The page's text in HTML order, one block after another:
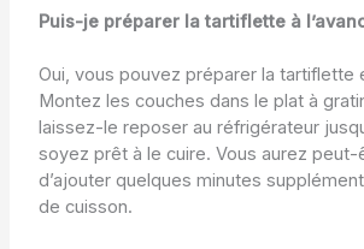
Puis-je préparer la tartiflette à
Oui, vous pouvez préparer la tartiflette
Montez les couches dans le plat à
laissez-le reposer au réfrigérateur
soyez prêt à le cuire. Vous aurez peut-
d’ajouter quelques minutes
de cuisson.